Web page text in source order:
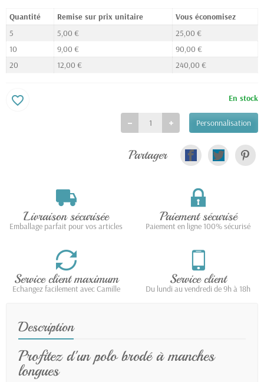
Quantité Remise sur prix unitaire
Vous économisez
5
5,00 €
25,00 €
10
9,00 €
90,00 €
20
12,00 € 240,00 €
En stock
Personnalisation
favorite_border
Partager
Livraison sécurisée
Emballage parfait pour vos articles
Paiement sécurisé
Paiement en ligne 100% sécurisé
Service client maximum
Echangez facilement avec Camille
Service client
Du lundi au vendredi de 9h à 18h
Description
Profitez d'un polo brodé à manches
longues